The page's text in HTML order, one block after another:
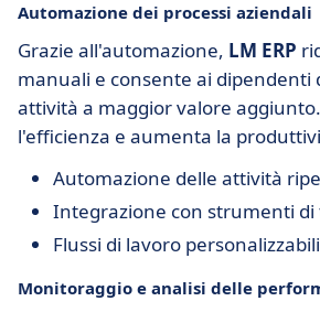
Automazione dei processi aziendali
Grazie all'automazione, LM ERP
manuali e consente ai dipendenti
attività a maggior valore
l'efficienza e aumenta la
Automazione delle attività
Integrazione con strumenti di
Flussi di lavoro personalizzabili
Monitoraggio e analisi delle